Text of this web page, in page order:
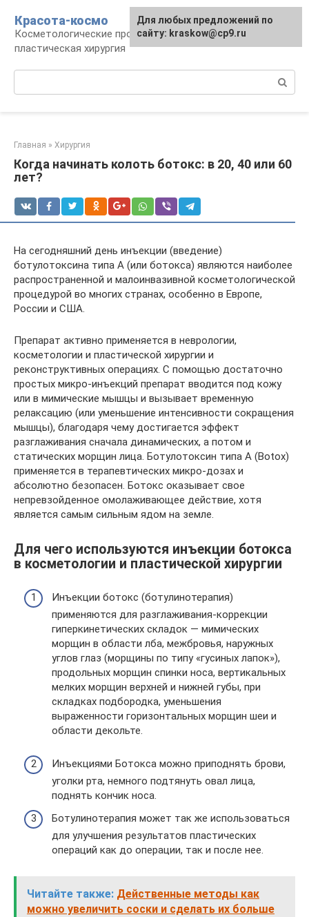
контенту
Красота-космо
Косметологические процедуры,
пластическая хирургия
Главная » Хирургия
Когда начинать колоть ботокс: в 20, 40 или 60
лет?
На сегодняшний день инъекции (введение)
ботулотоксина типа А (или ботокса) являются наиболее
распространенной и малоинвазивной косметологической
процедурой во многих странах, особенно в Европе,
России и США.
Препарат активно применяется в неврологии,
косметологии и пластической хирургии и
реконструктивных операциях. С помощью достаточно
простых микро-инъекций препарат вводится под кожу
или в мимические мышцы и вызывает временную
релаксацию (или уменьшение интенсивности сокращения
мышцы), благодаря чему достигается эффект
разглаживания сначала динамических, а потом и
статических морщин лица. Ботулотоксин типа А (Botox)
применяется в терапевтических микро-дозах и
абсолютно безопасен. Ботокс оказывает свое
непревзойденное омолаживающее действие, хотя
является самым сильным ядом на земле.
Для чего используются инъекции ботокса
в косметологии и пластической хирургии
Инъекции ботокс (ботулинотерапия)
применяются для разглаживания-коррекции
гиперкинетических складок — мимических
морщин в области лба, межбровья, наружных
углов глаз (морщины по типу «гусиных лапок»),
продольных морщин спинки носа, вертикальных
мелких морщин верхней и нижней губы, при
складках подбородка, уменьшения
выраженности горизонтальных морщин шеи и
области декольте.
Инъекциями Ботокса можно приподнять брови,
уголки рта, немного подтянуть овал лица,
поднять кончик носа.
Ботулинотерапия может так же использоваться
для улучшения результатов пластических
операций как до операции, так и после нее.
Читайте также: Действенные методы как
можно увеличить соски и сделать их больше
Для любых предложений по
сайту: kraskow@cp9.ru